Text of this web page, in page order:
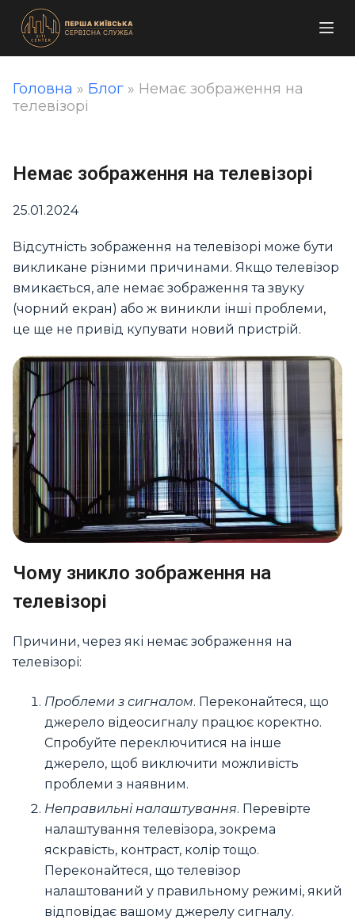
П
е
р
е
й
о
в
і
с
т
у
Головна » Блог » Немає зображення на
телевізорі
Немає зображення на телевізорі
25.01.2024
Відсутність зображення на телевізорі може бути
викликане різними причинами. Якщо телевізор
вмикається, але немає зображення та звуку
(чорний екран) або ж виникли інші проблеми,
це ще не привід купувати новий пристрій.
Чому зникло зображення на
телевізорі
Причини, через які немає зображення на
телевізорі:
Проблеми з сигналом. Переконайтеся, що
джерело відеосигналу працює коректно.
Спробуйте переключитися на інше
джерело, щоб виключити можливість
проблеми з наявним.
Неправильні налаштування. Перевірте
налаштування телевізора, зокрема
яскравість, контраст, колір тощо.
Переконайтеся, що телевізор
налаштований у правильному режимі, який
відповідає вашому джерелу сигналу.